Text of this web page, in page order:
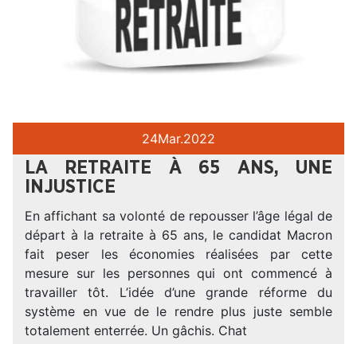
24Mar.2022
LA RETRAITE À 65 ANS, UNE
INJUSTICE
En affichant sa volonté de repousser l’âge légal de
départ à la retraite à 65 ans, le candidat Macron
fait peser les économies réalisées par cette
mesure sur les personnes qui ont commencé à
travailler tôt. L’idée d’une grande réforme du
système en vue de le rendre plus juste semble
totalement enterrée. Un gâchis. Chat